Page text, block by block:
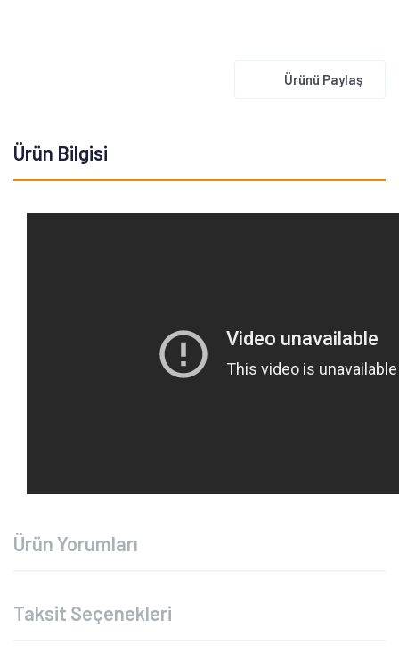
Ürünü Paylaş
Ürün Bilgisi
Ürün Yorumları
Taksit Seçenekleri